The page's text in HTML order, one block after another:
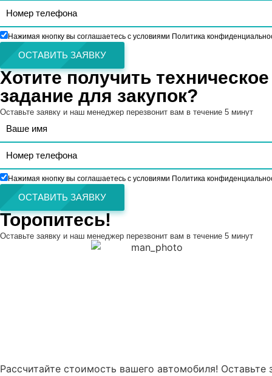
Нажимая кнопку вы соглашаетесь с условиями Политика
ОСТАВИТЬ ЗАЯВКУ
Хотите получить техническое
задание для закупок?
Оставьте заявку и наш менеджер перезвонит вам в течение 5 минут
Нажимая кнопку вы соглашаетесь с условиями Политика
ОСТАВИТЬ ЗАЯВКУ
Торопитесь!
Оставьте заявку и наш менеджер перезвонит вам в течение 5 минут
Рассчитайте стоимость вашего автомобиля! Оставьте